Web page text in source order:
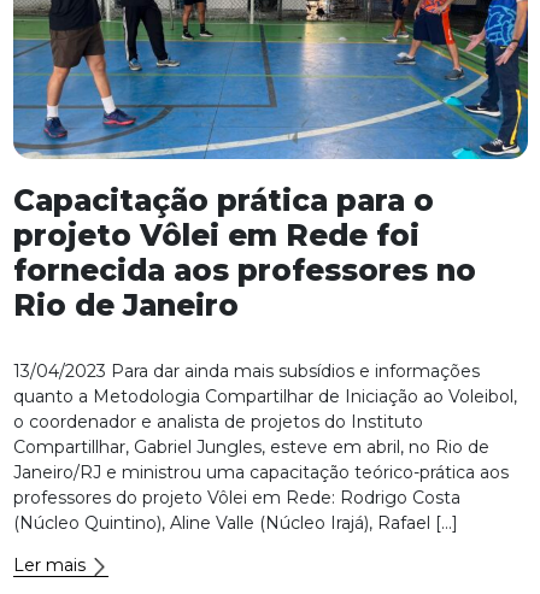
Capacitação prática para o
projeto Vôlei em Rede foi
fornecida aos professores no
Rio de Janeiro
13/04/2023 Para dar ainda mais subsídios e informações
quanto a Metodologia Compartilhar de Iniciação ao Voleibol,
o coordenador e analista de projetos do Instituto
Compartillhar, Gabriel Jungles, esteve em abril, no Rio de
Janeiro/RJ e ministrou uma capacitação teórico-prática aos
professores do projeto Vôlei em Rede: Rodrigo Costa
(Núcleo Quintino), Aline Valle (Núcleo Irajá), Rafael […]
Ler mais